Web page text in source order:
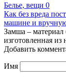
Белье, вещи 0
Как без вреда
машине и
Замша –
изготовленная
Добавить
Имя